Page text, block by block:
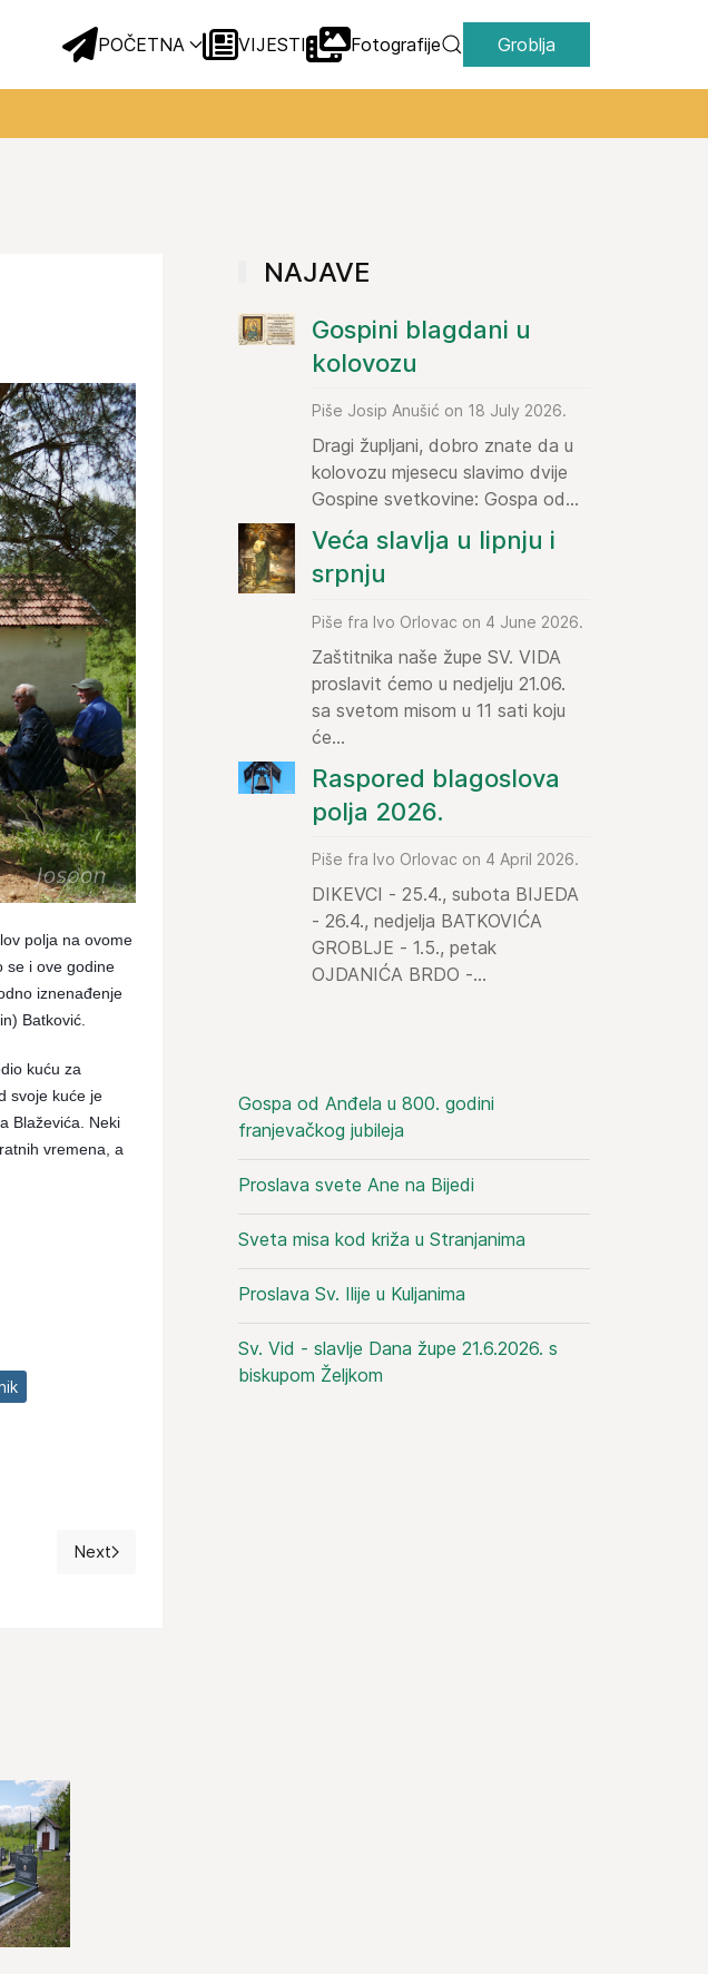
POČETNA VIJESTI Fotografije Groblja
polja na ovome
se i ove godine
iznenađenje
Batković.
kuću za
svoje kuće je
Blaževića. Neki
vremena, a
Next article: Markov i blagoslov polja na Bijedi
Next
NAJAVE
Gospini blagdani u
kolovozu
Piše Josip Anušić on 18 July 2026.
Dragi župljani, dobro znate da u
kolovozu mjesecu slavimo dvije
Gospine svetkovine: Gospa od...
Veća slavlja u lipnju i
srpnju
Piše fra Ivo Orlovac on 4 June 2026.
Zaštitnika naše župe SV. VIDA
proslavit ćemo u nedjelju 21.06.
sa svetom misom u 11 sati koju
će...
Raspored blagoslova
polja 2026.
Piše fra Ivo Orlovac on 4 April 2026.
DIKEVCI - 25.4., subota BIJEDA
- 26.4., nedjelja BATKOVIĆA
GROBLJE - 1.5., petak
OJDANIĆA BRDO -...
Gospa od Anđela u 800. godini
franjevačkog jubileja
Proslava svete Ane na Bijedi
Sveta misa kod križa u Stranjanima
Proslava Sv. Ilije u Kuljanima
Sv. Vid - slavlje Dana župe 21.6.2026. s
biskupom Željkom